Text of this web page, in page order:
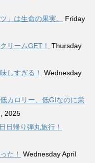
」は生命の果実。
Friday
リームGET！
Thursday
しすぎる！
Wednesday
カロリー、低GIなのに栄
2025
日帰り弾丸旅行！
た！
Wednesday April